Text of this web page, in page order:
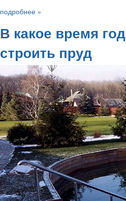
подробнее »
В какое время
строить пруд